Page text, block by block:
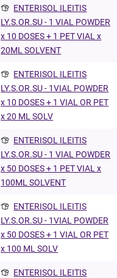
ENTERISOL ILEITIS
LY.S.OR.SU - 1 VIAL POWDER
x 10 DOSES + 1 PET VIAL x
20ML SOLVENT
ENTERISOL ILEITIS
LY.S.OR.SU - 1VIAL POWDER
x 10 DOSES + 1 VIAL OR PET
x 20 ML SOLV
ENTERISOL ILEITIS
LY.S.OR.SU - 1 VIAL POWDER
x 50 DOSES + 1 PET VIAL x
100ML SOLVENT
ENTERISOL ILEITIS
LY.S.OR.SU - 1VIAL POWDER
x 50 DOSES + 1 VIAL OR PET
x 100 ML SOLV
ENTERISOL ILEITIS